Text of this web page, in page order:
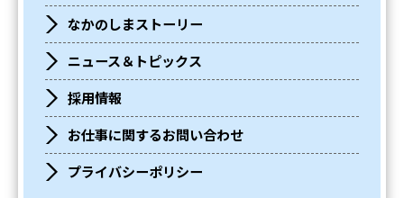
なかのしまストーリー
ニュース＆トピックス
採用情報
お仕事に関するお問い合わせ
プライバシーポリシー